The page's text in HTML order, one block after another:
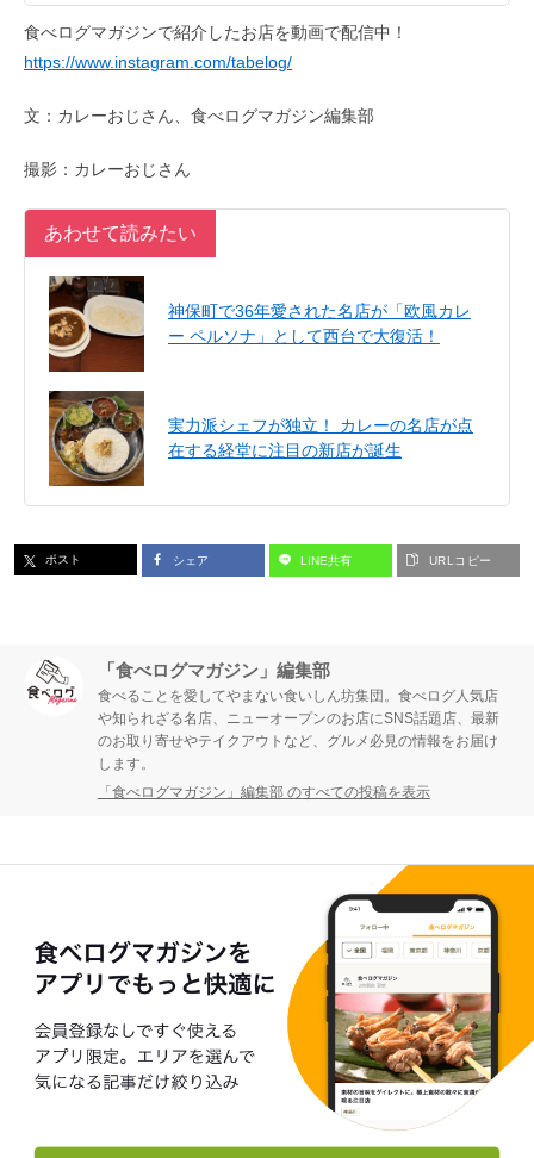
食べログマガジンで紹介したお店を動画で配信中！
https://www.instagram.com/tabelog/
文：カレーおじさん、食べログマガジン編集部
撮影：カレーおじさん
あわせて読みたい
神保町で36年愛された名店が「欧風カレ
ー ペルソナ」として西台で大復活！
実力派シェフが独立！ カレーの名店が点
在する経堂に注目の新店が誕生
ポスト シェア LINE共有 URLコピー
「食べログマガジン」編集部
食べることを愛してやまない食いしん坊集団。食べログ人気店
や知られざる名店、ニューオープンのお店にSNS話題店、最新
のお取り寄せやテイクアウトなど、グルメ必見の情報をお届け
します。
「食べログマガジン」編集部 のすべての投稿を表示